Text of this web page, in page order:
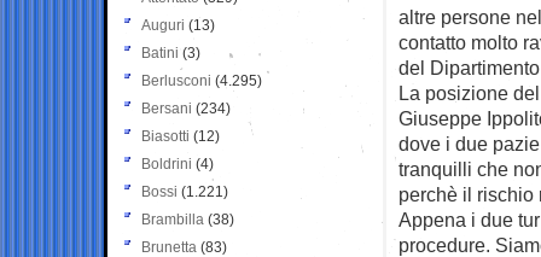
altre persone
contatto molto
del
La posizione
Giuseppe
dove i due
tranquilli che
perchè il rischio
Appena i due
procedure.
Auguri (13)
Batini (3)
Berlusconi (4.295)
Bersani (234)
Biasotti (12)
Boldrini (4)
Bossi (1.221)
Brambilla (38)
Brunetta (83)